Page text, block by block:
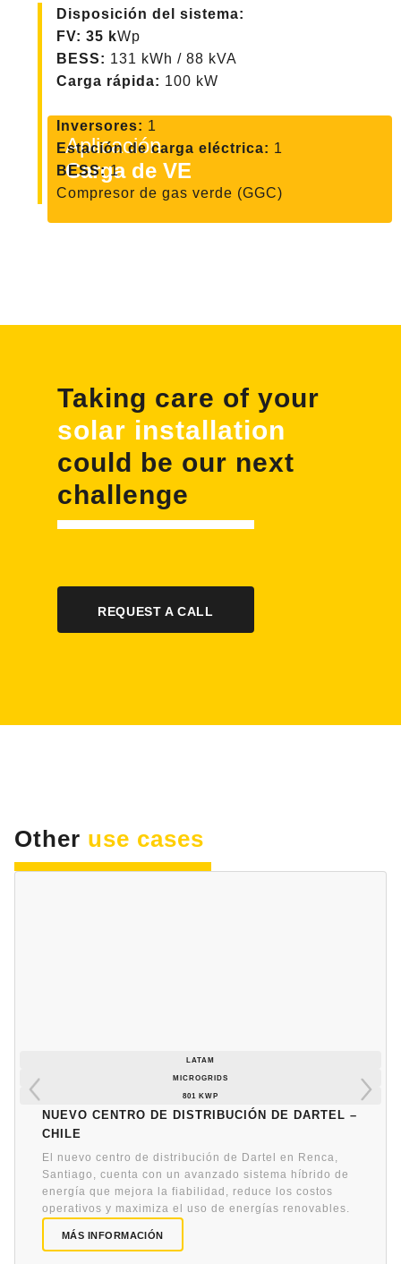
Aplicación
Carga de VE
Disposición del sistema:
FV: 35 kWp
BESS: 131 kWh / 88 kVA
Carga rápida: 100 kW
Inversores: 1
Estación de carga eléctrica: 1
BESS:1
Compresor de gas verde (GGC)
Taking care of your
solar installation
could be our next
challenge
REQUEST A CALL
Other use cases
LATAM
MICROGRIDS
801 KWP
Nuevo centro de distribución de Dartel –
Chile
El nuevo centro de distribución de Dartel en Renca,
Santiago, cuenta con un avanzado sistema híbrido de
energía que mejora la fiabilidad, reduce los costos
operativos y maximiza el uso de energías renovables.
MÁS INFORMACIÓN